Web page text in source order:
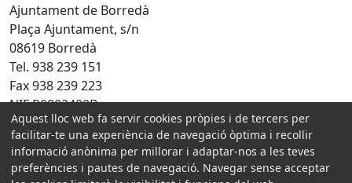
Ajuntament de Borredà
Plaça Ajuntament, s/n
08619 Borredà
Tel. 938 239 151
Fax 938 239 223
NIF P0802400B
Amb la col·laboració de:
Aquest lloc web fa servir cookies pròpies i de tercers per
facilitar-te una experiència de navegació òptima i recollir
informació anònima per millorar i adaptar-nos a les teves
preferències i pautes de navegació. Navegar sense acceptar